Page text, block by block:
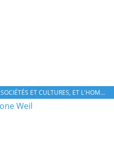
SOCIÉTÉS ET CULTURES, ET L'HOMME DANS TOUT ÇÀ ?